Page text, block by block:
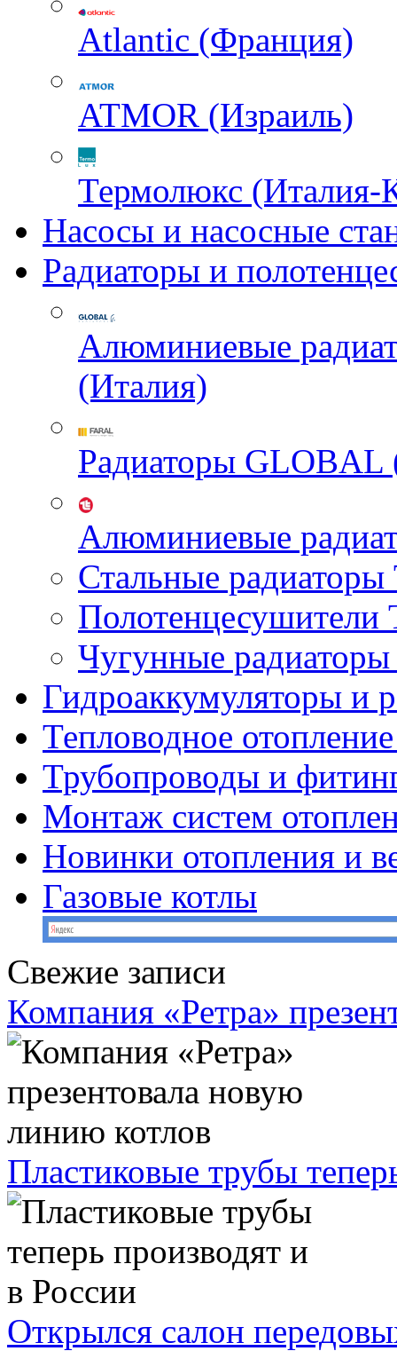
Atlantic (Франция)
ATMOR (Израиль)
Термолюкс (Италия-
Насосы и насосные
Радиаторы и
Алюминиевые
(Италия)
Радиаторы GLOBAL
Алюминиевые
Стальные
Чугунные
Гидроаккумуляторы и
Тепловодное
Трубопроводы и
Монтаж систем
Новинки отопления и
Газовые котлы
Свежие записи
Компания «Ретра»
Пластиковые трубы
Открылся салон